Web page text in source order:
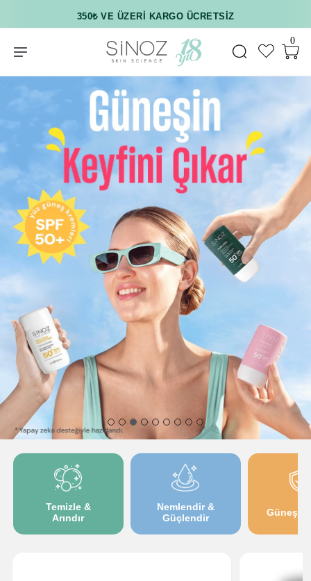
350₺ VE ÜZERI KARGO ÜCRETSIZ
0
Temizle &
Arındır
Nemlendir &
Güçlendir